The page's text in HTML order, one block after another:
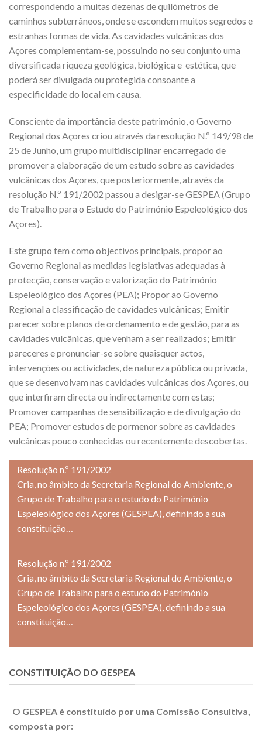
correspondendo a muitas dezenas de quilómetros de
caminhos subterrâneos, onde se escondem muitos segredos e
estranhas formas de vida. As cavidades vulcânicas dos
Açores complementam-se, possuindo no seu conjunto uma
diversificada riqueza geológica, biológica e estética, que
poderá ser divulgada ou protegida consoante a
especificidade do local em causa.
Consciente da importância deste património, o Governo
Regional dos Açores criou através da resolução N.º 149/98 de
25 de Junho, um grupo multidisciplinar encarregado de
promover a elaboração de um estudo sobre as cavidades
vulcânicas dos Açores, que posteriormente, através da
resolução N.º 191/2002 passou a desigar-se GESPEA (Grupo
de Trabalho para o Estudo do Património Espeleológico dos
Açores).
Este grupo tem como objectivos principais, propor ao
Governo Regional as medidas legislativas adequadas à
protecção, conservação e valorização do Património
Espeleológico dos Açores (PEA); Propor ao Governo
Regional a classificação de cavidades vulcânicas; Emitir
parecer sobre planos de ordenamento e de gestão, para as
cavidades vulcânicas, que venham a ser realizados; Emitir
pareceres e pronunciar-se sobre quaisquer actos,
intervenções ou actividades, de natureza pública ou privada,
que se desenvolvam nas cavidades vulcânicas dos Açores, ou
que interfiram directa ou indirectamente com estas;
Promover campanhas de sensibilização e de divulgação do
PEA; Promover estudos de pormenor sobre as cavidades
vulcânicas pouco conhecidas ou recentemente descobertas.
Resolução n.º 191/2002
Cria, no âmbito da Secretaria Regional do Ambiente, o
Grupo de Trabalho para o estudo do Património
Espeleológico dos Açores (GESPEA), definindo a sua
constituição…
Resolução n.º 191/2002
Cria, no âmbito da Secretaria Regional do Ambiente, o
Grupo de Trabalho para o estudo do Património
Espeleológico dos Açores (GESPEA), definindo a sua
constituição…
CONSTITUIÇÃO DO GESPEA
O GESPEA é constituído por uma Comissão Consultiva,
composta por: